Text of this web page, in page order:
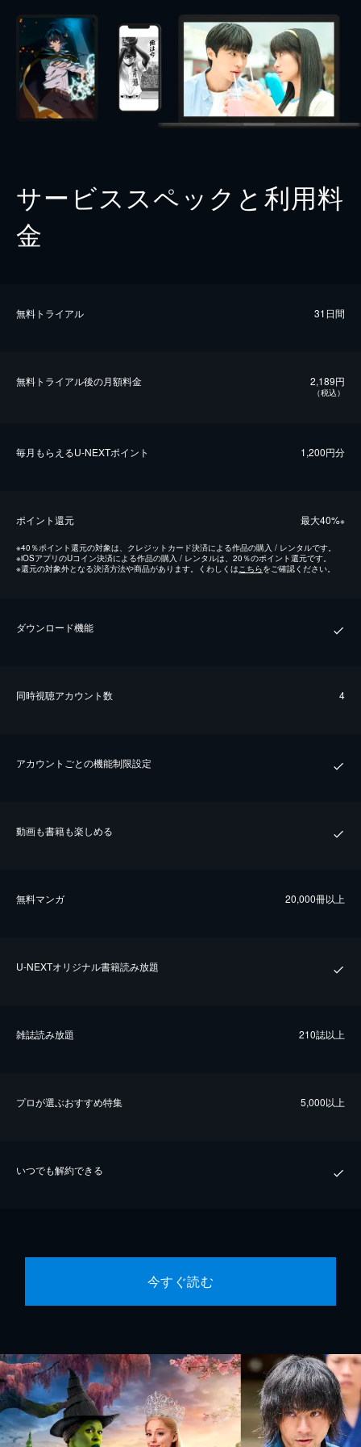
サービススペックと利用料
金
無料トライアル 31日間
無料トライアル後の⽉額料金 2,189円
（税込）
毎⽉もらえるU-NEXTポイント 1,200円分
ポイント還元 最⼤40%※
※40％ポイント還元の対象は、クレジットカード決済による作品の購入 / レンタルです。
※iOSアプリのUコイン決済による作品の購入 / レンタルは、20％のポイント還元です。
※還元の対象外となる決済方法や商品があります。くわしくは こちらをご確認ください。
ダウンロード機能
同時視聴アカウント数 4
アカウントごとの機能制限設定
動画も書籍も楽しめる
無料マンガ 20,000冊以上
U-NEXTオリジナル書籍読み放題
雑誌読み放題 210誌以上
プロが選ぶおすすめ特集 5,000以上
いつでも解約できる
今すぐ読む